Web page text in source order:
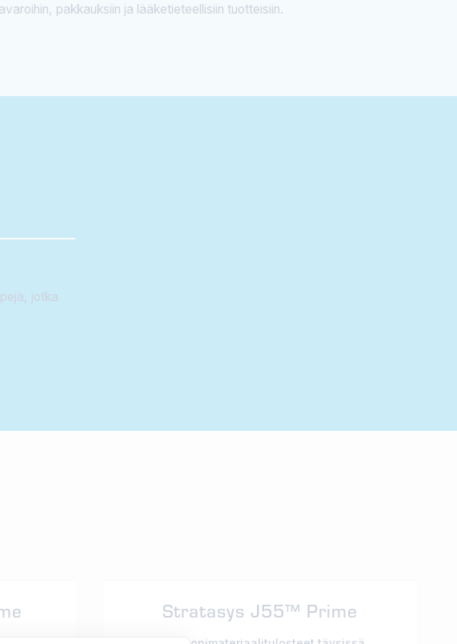
pakkauksiin ja lääketieteellisiin tuotteisiin.
jotka
Stratasys J55™ Prime